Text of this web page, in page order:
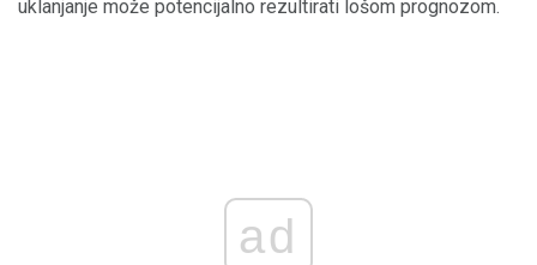
uklanjanje može potencijalno rezultirati lošom prognozom.
ad